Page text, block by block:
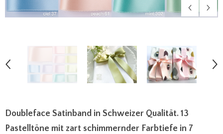
Doubleface Satinband in Schweizer Qualität. 13
Pastelltöne mit zart schimmernder Farbtiefe in 7